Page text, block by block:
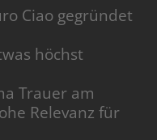
Ciao gegründet
höchst
Trauer am
Relevanz für